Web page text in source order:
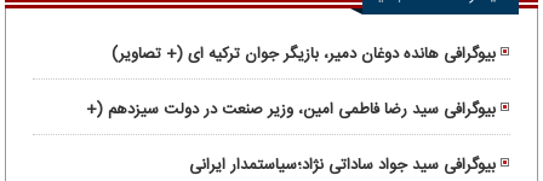
بیوگرافی هانده دوغان دمیر، بازیگر جوان ترکیه ای (+ تصاویر)
بیوگرافی سید رضا فاطمی امین، وزیر صنعت در دولت سیزدهم (+
تصاویر)
بیوگرافی سید جواد ساداتی ‌نژاد؛سیاستمدار ایرانی